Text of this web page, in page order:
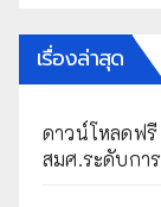
เรื่องล่าสุด
ดาวน์โหลดฟรี
สมศ.ระดับกา